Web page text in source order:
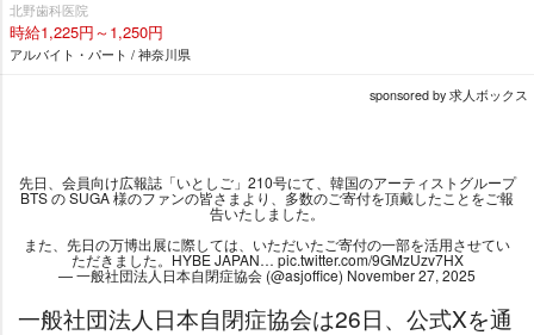
北野歯科医院
時給1,225円～1,250円
アルバイト・パート / 神奈川県
sponsored by 求人ボックス
先日、会員向け広報誌「いとしご」210号にて、韓国のアーティストグループ
BTS の SUGA 様のファンの皆さまより、多数のご寄付を頂戴したことをご報
告いたしました。
また、先日の万博出展に際しては、いただいたご寄付の一部を活用させてい
ただきました。HYBE JAPAN…pic.twitter.com/9GMzUzv7HX
— 一般社団法人日本自閉症協会 (@asjoffice) November 27, 2025
一般社団法人日本自閉症協会は26日、公式Xを通